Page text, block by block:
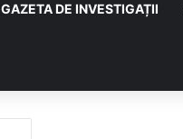
GAZETA DE INVESTIGAȚII